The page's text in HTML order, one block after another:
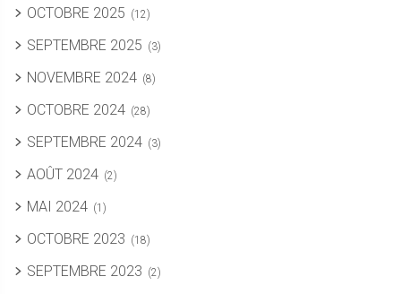
OCTOBRE 2025 (12)
SEPTEMBRE 2025 (3)
NOVEMBRE 2024 (8)
OCTOBRE 2024 (28)
SEPTEMBRE 2024 (3)
AOÛT 2024 (2)
MAI 2024 (1)
OCTOBRE 2023 (18)
SEPTEMBRE 2023 (2)